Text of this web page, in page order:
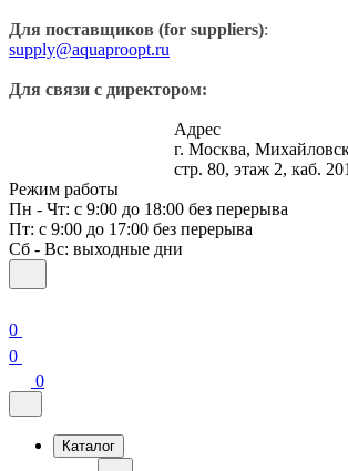
Для поставщиков (for suppliers):
supply@aquaproopt.ru
Для связи с директором:
Адрес
г. Москва,
стр. 80, этаж 2, каб. 201
Режим работы
Пн - Чт: с 9:00 до 18:00 без перерыва
Пт: с 9:00 до 17:00 без перерыва
Сб - Вс: выходные дни
0
0
0
Каталог